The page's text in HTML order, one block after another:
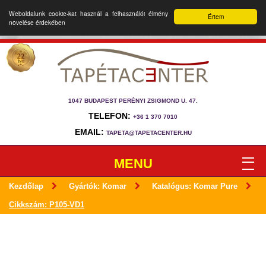
Értem
Weboldalunk cookie-kat használ a felhasználói élmény
növelése érdekében
1047 BUDAPEST PERÉNYI ZSIGMOND U. 47.
TELEFON: +36 1 370 7010
EMAIL: TAPETA@TAPETACENTER.HU
MENU
Kezdőlap Gyártók: Komar Katalógus: Komar Pure
Cikkszám: P105-VD1